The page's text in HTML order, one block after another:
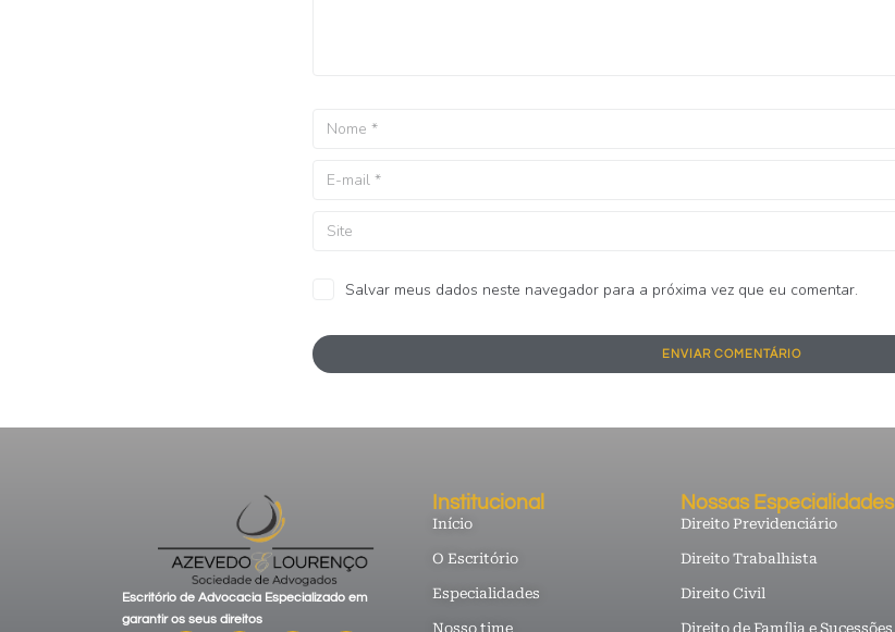
Salvar meus dados neste navegador para a próxima vez que eu comentar.
Escritório de Advocacia Especializado em
garantir os seus direitos
Institucional
Início
O Escritório
Especialidades
Nosso time
Nossas Especialidades
Direito Previdenciário
Direito Trabalhista
Direito Civil
Direito de Família e Sucessões